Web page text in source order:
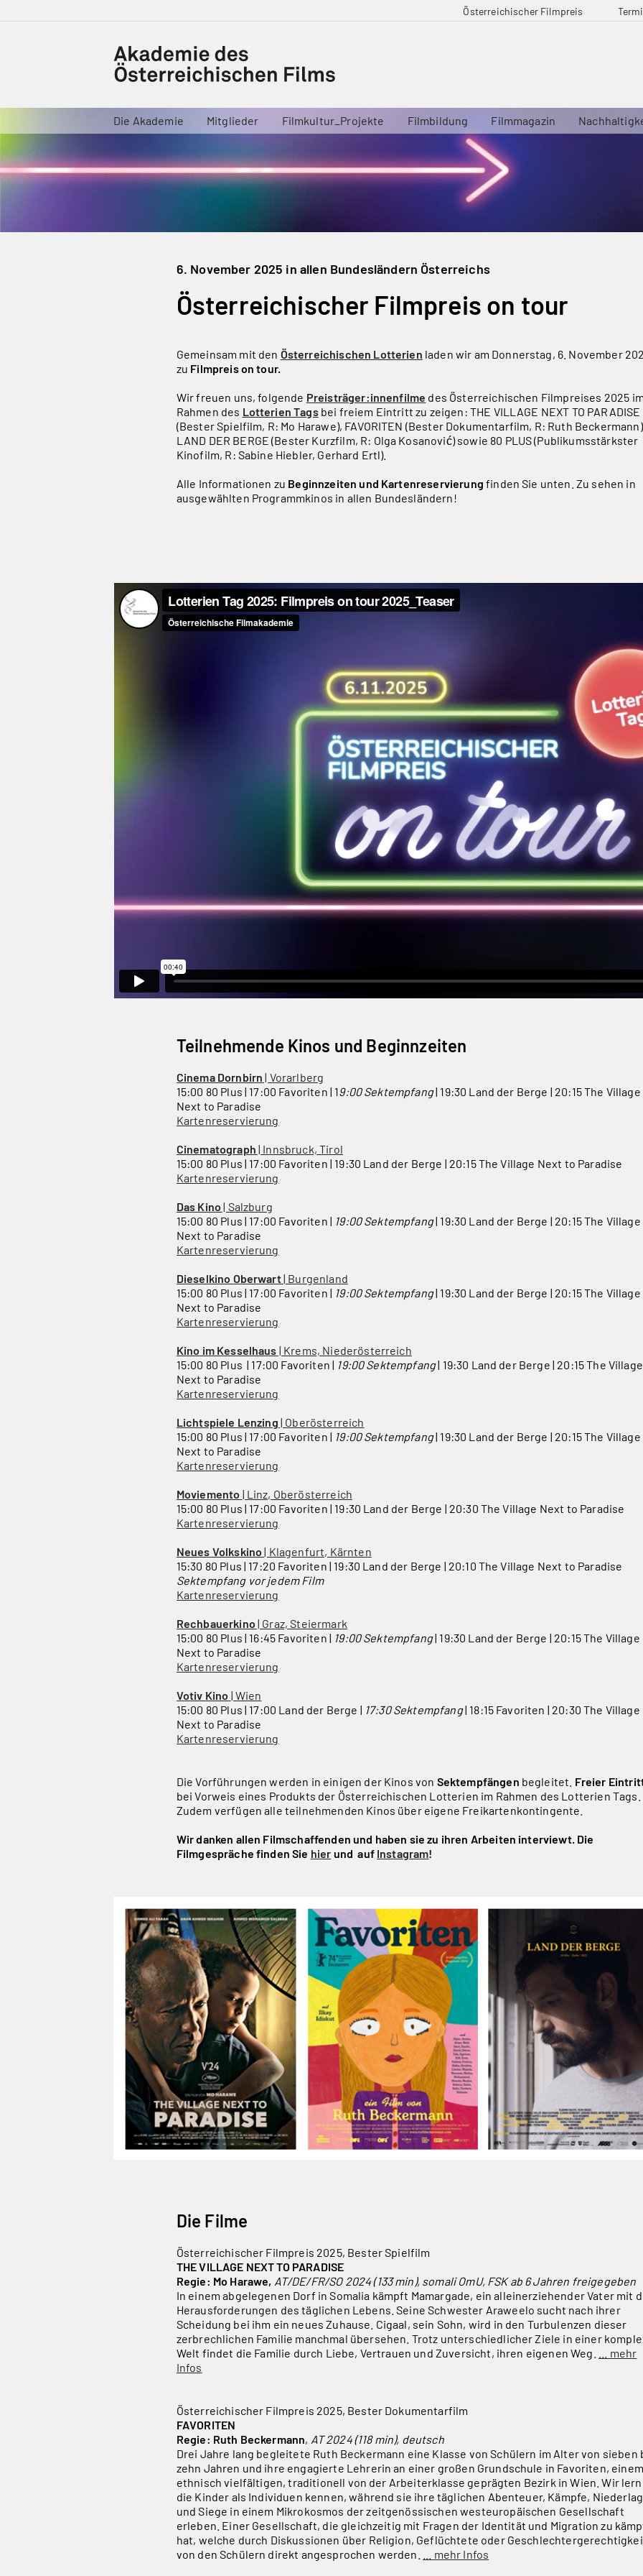
Österreichischer Filmpreis
Die Akademie Mitglieder Filmkultur_Projekte Filmbildung Filmmagazin
Österreichischer Filmpreis on tour
6. November 2025 in allen Bundesländern Österreichs
Gemeinsam mit den Österreichischen Lotterien laden wir am Donnerstag, 6. November
zu Filmpreis on tour.
Wir freuen uns, folgende Preisträger:innenfilme des Österreichischen Filmpreises 2025
Rahmen des Lotterien Tagsbei freiem Eintritt zu zeigen: THE VILLAGE NEXT TO PARADISE
(Bester Spielfilm, R: Mo Harawe), FAVORITEN (Bester Dokumentarfilm, R: Ruth
LAND DER BERGE (Bester Kurzfilm, R: Olga Kosanović) sowie 80 PLUS (Publikumsstärkster
Kinofilm, R: Sabine Hiebler, Gerhard Ertl).
Alle Informationen zu Beginnzeiten und Kartenreservierungfinden Sie unten. Zu sehen in
ausgewählten Programmkinos in allen Bundesländern!
Teilnehmende Kinos und Beginnzeiten
Cinema Dornbirn | Vorarlberg
15:00 80 Plus | 17:00 Favoriten | 19:00 Sektempfang| 19:30 Land der Berge | 20:15 The Village
Next to Paradise
Kartenreservierung
Cinematograph | Innsbruck, Tirol
15:00 80 Plus | 17:00 Favoriten | 19:30 Land der Berge | 20:15 The Village Next to Paradise
Kartenreservierung
Das Kino | Salzburg
15:00 80 Plus | 17:00 Favoriten | 19:00 Sektempfang| 19:30 Land der Berge | 20:15 The Village
Next to Paradise
Kartenreservierung
Dieselkino Oberwart| Burgenland
15:00 80 Plus | 17:00 Favoriten | 19:00 Sektempfang| 19:30 Land der Berge | 20:15 The Village
Next to Paradise
Kartenreservierung
Kino im Kesselhaus | Krems, Niederösterreich
15:00 80 Plus | 17:00 Favoriten | 19:00 Sektempfang| 19:30 Land der Berge | 20:15 The Village
Next to Paradise
Kartenreservierung
Lichtspiele Lenzing | Oberösterreich
15:00 80 Plus | 17:00 Favoriten | 19:00 Sektempfang| 19:30 Land der Berge | 20:15 The Village
Next to Paradise
Kartenreservierung
Moviemento | Linz, Oberösterreich
15:00 80 Plus | 17:00 Favoriten | 19:30 Land der Berge | 20:30 The Village Next to Paradise
Kartenreservierung
Neues Volkskino| Klagenfurt, Kärnten
15:30 80 Plus | 17:20 Favoriten | 19:30 Land der Berge | 20:10 The Village Next to Paradise
Sektempfang vor jedem Film
Kartenreservierung
Rechbauerkino | Graz, Steiermark
15:00 80 Plus | 16:45 Favoriten | 19:00 Sektempfang| 19:30 Land der Berge | 20:15 The Village
Next to Paradise
Kartenreservierung
Votiv Kino | Wien
15:00 80 Plus | 17:00 Land der Berge | 17:30 Sektempfang| 18:15 Favoriten | 20:30 The Village
Next to Paradise
Kartenreservierung
Die Vorführungen werden in einigen der Kinos von Sektempfängen begleitet. Freier
bei Vorweis eines Produkts der Österreichischen Lotterien im Rahmen des Lotterien Tags.
Zudem verfügen alle teilnehmenden Kinos über eigene Freikartenkontingente.
Wir danken allen Filmschaffenden und haben sie zu ihren Arbeiten interviewt. Die
Filmgespräche finden Sie hier und auf Instagram!
Die Filme
Österreichischer Filmpreis 2025, Bester Spielfilm
THE VILLAGE NEXT TO PARADISE
Regie: Mo Harawe, AT/DE/FR/SO 2024 (133 min), somali OmU, FSK ab 6 Jahren freigegeben
In einem abgelegenen Dorf in Somalia kämpft Mamargade, ein alleinerziehender Vater mit
Herausforderungen des täglichen Lebens. Seine Schwester Araweelo sucht nach ihrer
Scheidung bei ihm ein neues Zuhause. Cigaal, sein Sohn, wird in den Turbulenzen dieser
zerbrechlichen Familie manchmal übersehen. Trotz unterschiedlicher Ziele in einer
Welt findet die Familie durch Liebe, Vertrauen und Zuversicht, ihren eigenen Weg.
... mehr
Infos
Österreichischer Filmpreis 2025, Bester Dokumentarfilm
FAVORITEN
Regie: Ruth Beckermann, AT 2024 (118 min), deutsch
Drei Jahre lang begleitete Ruth Beckermann eine Klasse von Schülern im Alter von sieben
zehn Jahren und ihre engagierte Lehrerin an einer großen Grundschule in Favoriten, einem
ethnisch vielfältigen, traditionell von der Arbeiterklasse geprägten Bezirk in Wien. Wir
die Kinder als Individuen kennen, während sie ihre täglichen Abenteuer, Kämpfe,
und Siege in einem Mikrokosmos der zeitgenössischen westeuropäischen Gesellschaft
erleben. Einer Gesellschaft, die gleichzeitig mit Fragen der Identität und Migration zu
hat, welche durch Diskussionen über Religion, Geflüchtete oder
von den Schülern direkt angesprochen werden.
... mehr Infos